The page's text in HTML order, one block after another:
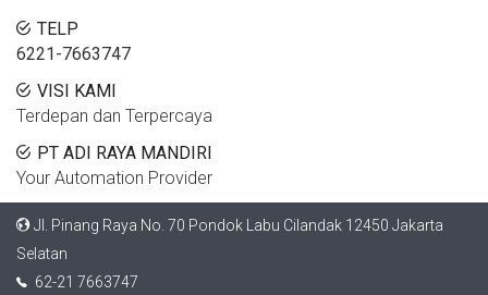
TELP
6221-7663747
VISI KAMI
Terdepan dan Terpercaya
PT ADI RAYA MANDIRI
Your Automation Provider
Jl. Pinang Raya No. 70 Pondok Labu Cilandak 12450 Jakarta
Selatan
62-21 7663747